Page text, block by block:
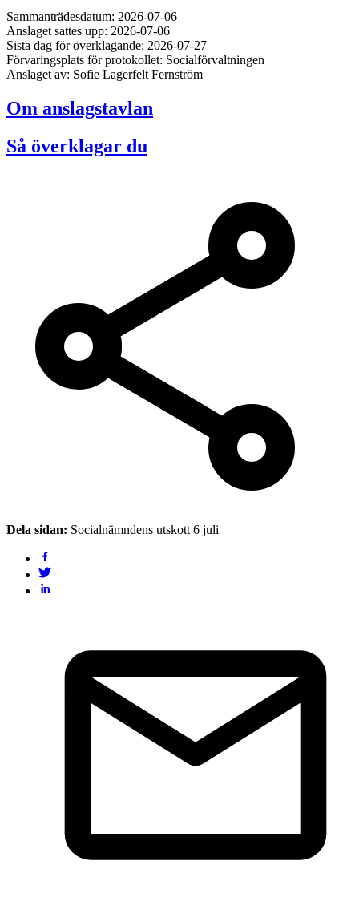
Sammanträdesdatum: 2026-07-06
Anslaget sattes upp: 2026-07-06
Sista dag för överklagande: 2026-07-27
Förvaringsplats för protokollet: Socialförvaltningen
Anslaget av: Sofie Lagerfelt Fernström
Om anslagstavlan
Så överklagar du
Dela sidan: Socialnämndens utskott 6 juli